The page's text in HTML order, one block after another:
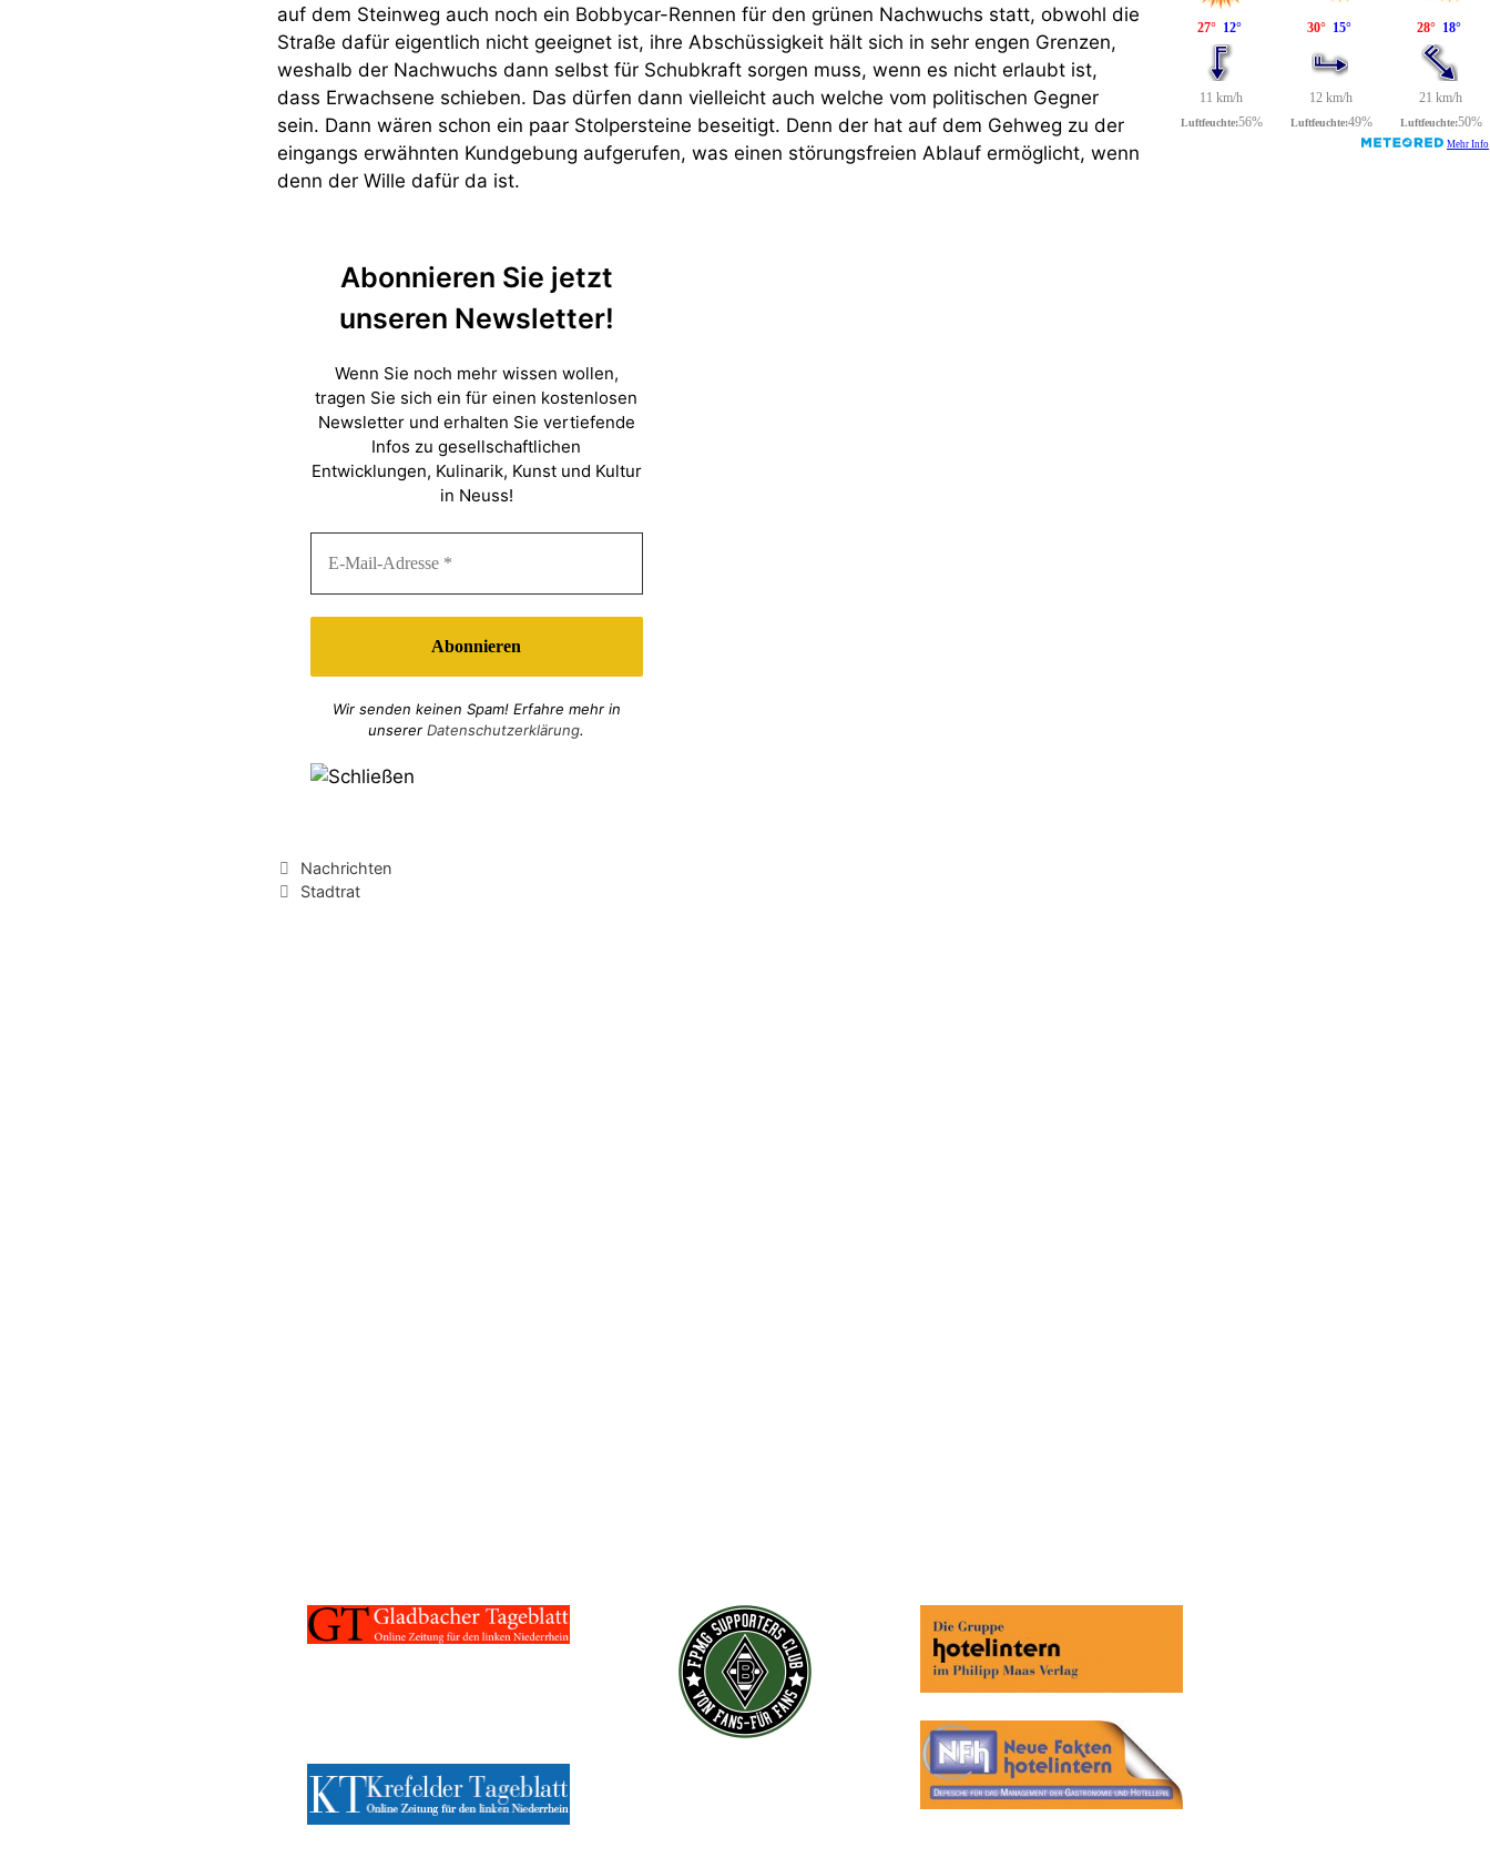
auf dem Steinweg auch noch ein Bobbycar-Rennen für den grünen Nachwuchs statt, obwohl die
Straße dafür eigentlich nicht geeignet ist, ihre Abschüssigkeit hält sich in sehr engen Grenzen,
weshalb der Nachwuchs dann selbst für Schubkraft sorgen muss, wenn es nicht erlaubt ist,
dass Erwachsene schieben. Das dürfen dann vielleicht auch welche vom politischen Gegner
sein. Dann wären schon ein paar Stolpersteine beseitigt. Denn der hat auf dem Gehweg zu der
eingangs erwähnten Kundgebung aufgerufen, was einen störungsfreien Ablauf ermöglicht, wenn
denn der Wille dafür da ist.
Abonnieren Sie jetzt
unseren Newsletter!
Wenn Sie noch mehr wissen wollen,
tragen Sie sich ein für einen kostenlosen
Newsletter und erhalten Sie vertiefende
Infos zu gesellschaftlichen
Entwicklungen, Kulinarik, Kunst und Kultur
in Neuss!
Wir senden keinen Spam! Erfahre mehr in
unserer Datenschutzerklärung.
Kategorien
Nachrichten
Schlagwörter
Stadtrat